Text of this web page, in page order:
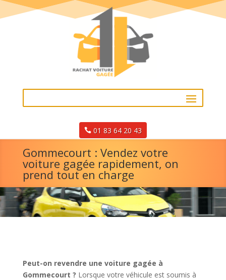
01 83 64 20 43
Gommecourt : Vendez votre
voiture gagée rapidement, on
prend tout en charge
Peut-on revendre une voiture gagée à
Gommecourt ? Lorsque votre véhicule est soumis à